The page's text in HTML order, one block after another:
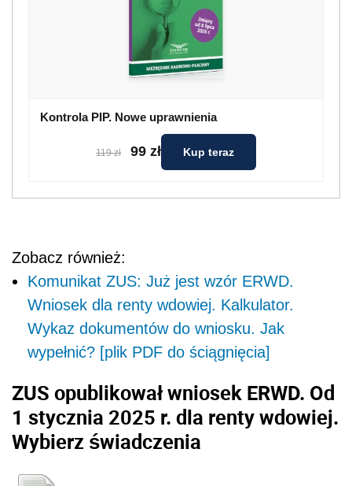
Kontrola PIP. Nowe uprawnienia
119 zł 99 zł Kup teraz
Zobacz również:
Komunikat ZUS: Już jest wzór ERWD.
Wniosek dla renty wdowiej. Kalkulator.
Wykaz dokumentów do wniosku. Jak
wypełnić? [plik PDF do ściągnięcia]
ZUS opublikował wniosek ERWD. Od
1 stycznia 2025 r. dla renty wdowiej.
Wybierz świadczenia